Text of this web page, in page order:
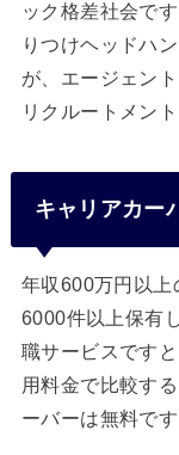
ック格差社会で
りつけヘッドハ
が、エージェン
リクルートメン
キャリアカー
年収600万円以上
6000件以上保有
職サービスです
用料金で比較す
ーバーは無料です